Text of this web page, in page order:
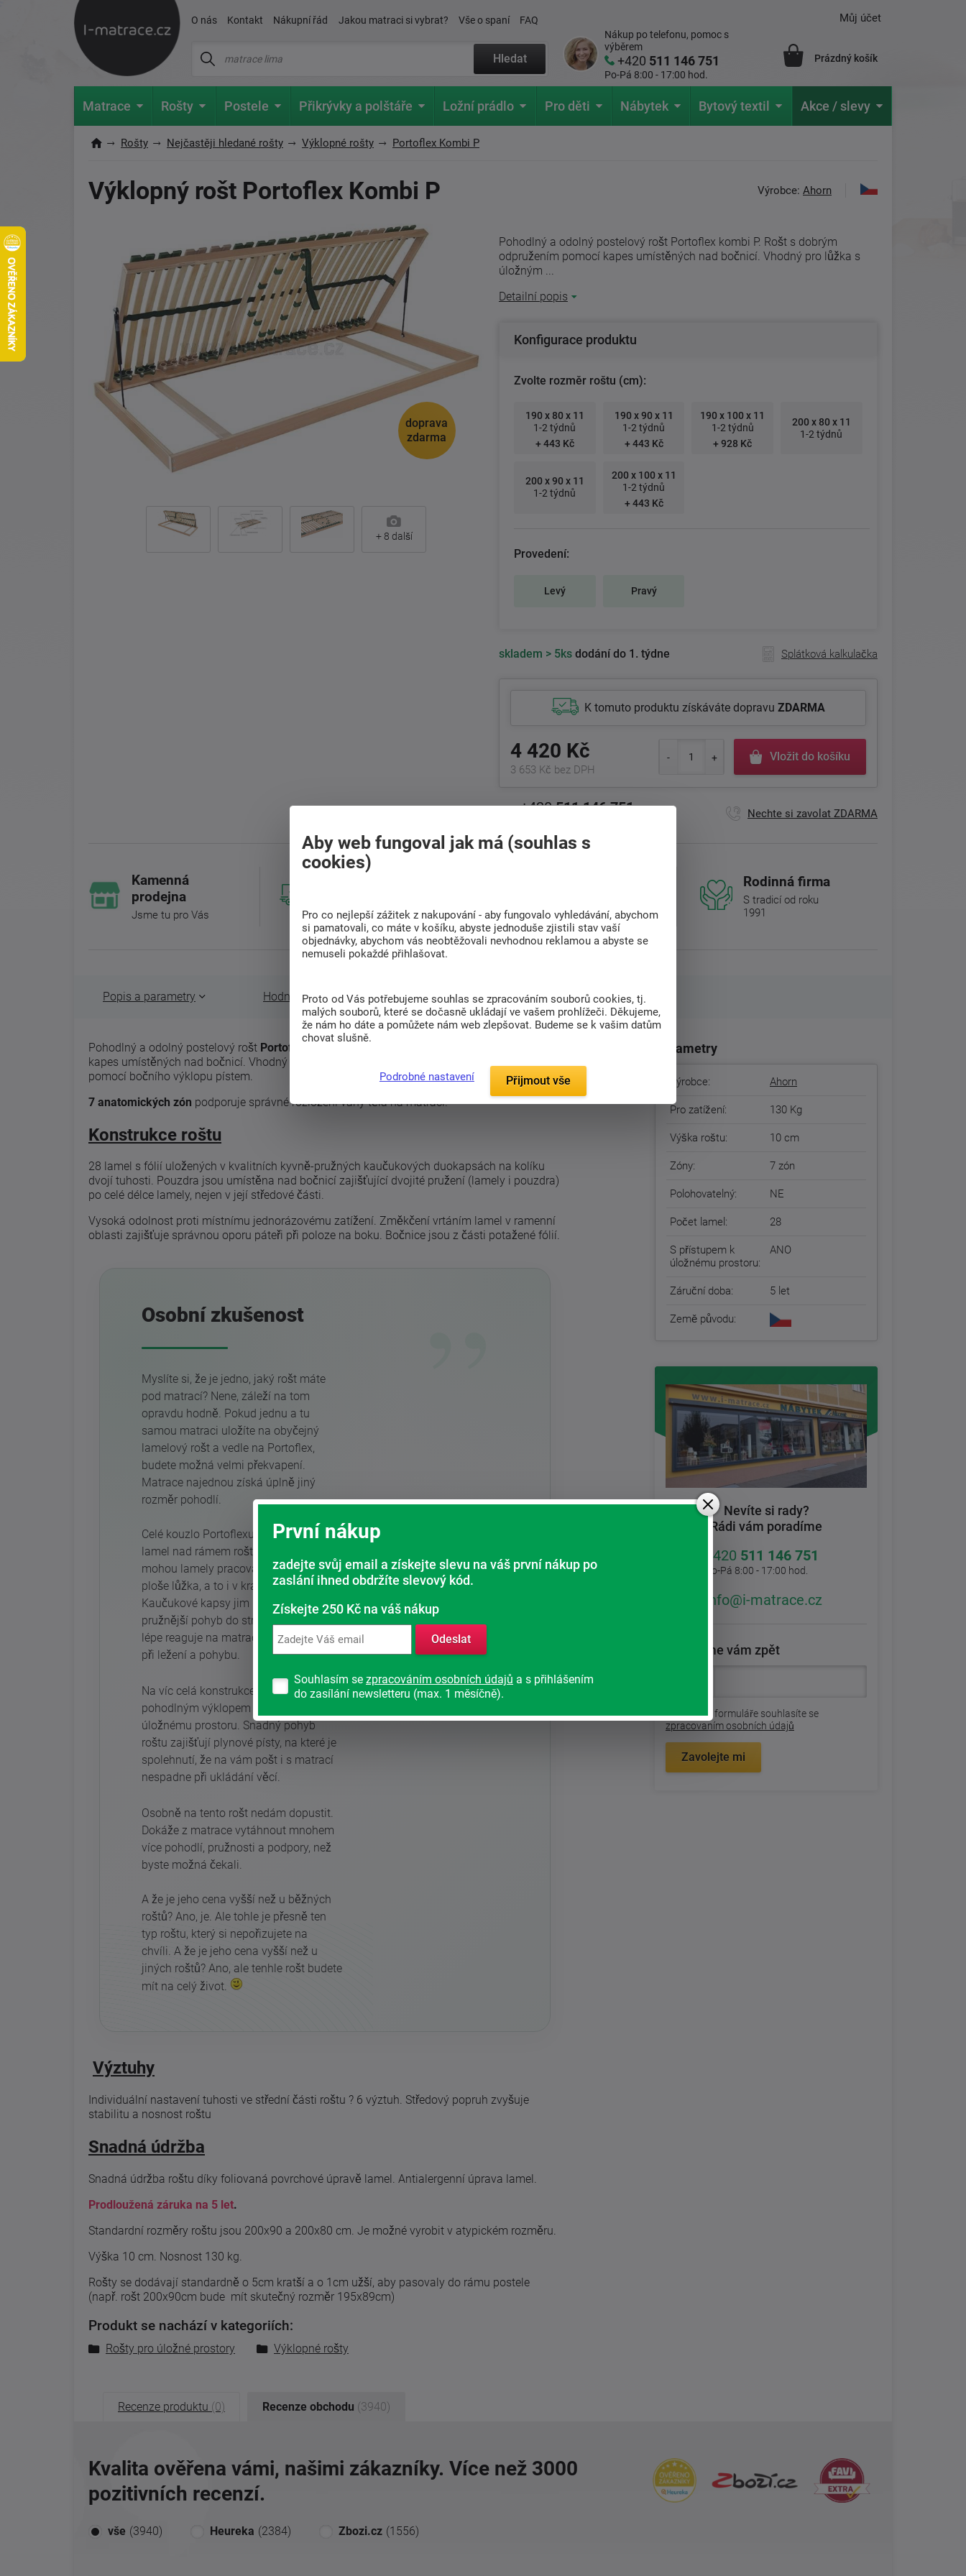
O nás Kontakt Nákupní řád Jakou matraci si vybrat? Vše o spaní FAQ
Hledat
Nákup po telefonu, pomoc s
výběrem
+420 511 146 751
Po-Pá 8:00 - 17:00 hod.
Můj účet
Prázdný košík
Matrace Rošty Postele Přikrývky a polštáře Ložní prádlo Pro děti Nábytek Bytový textil Akce / slevy
Rošty Nejčastěji hledané rošty Výklopné rošty Portoflex Kombi P
Výklopný rošt Portoflex Kombi P Výrobce:Ahorn
doprava
zdarma
+ 8 další
Pohodlný a odolný postelový rošt Portoflex kombi P. Rošt s dobrým
odpružením pomocí kapes umístěných nad bočnicí. Vhodný pro lůžka s
úložným ...
Detailní popis
Konfigurace produktu
Zvolte rozměr roštu (cm):
190 x 80 x 11
1-2 týdnů
+ 443 Kč
190 x 90 x 11
1-2 týdnů
+ 443 Kč
190 x 100 x 11
1-2 týdnů
+ 928 Kč
200 x 80 x 11
1-2 týdnů
200 x 90 x 11
1-2 týdnů
200 x 100 x 11
1-2 týdnů
+ 443 Kč
Provedení:
Levý Pravý
skladem > 5ksdodání do 1. týdne Splátková kalkulačka
K tomuto produktu získáváte dopravu ZDARMA
4 420 Kč
3 653 Kč bez DPH
Vložit do košíku
+420511 146 751 Nechte si zavolat ZDARMA
Kamenná
prodejna
Jsme tu pro Vás
Doprava
Při nákupu nad 6 000
Kč
Najděte vhodnou matraci
Rodinná firma
S tradicí od roku
1991
Popis a parametry Hodnocení (0)
Pohodlný a odolný postelový rošt Portoflex kombi P
kapes umístěných nad bočnicí. Vhodný pro lůžka s úložným prostorem, snadný přístup
pomocí bočního výklopu pístem.
7 anatomických zón podporuje správné rozložení váhy těla na matraci.
Konstrukce roštu
28 lamel s fólií uložených v kvalitních kyvně-pružných kaučukových duokapsách na kolíku
dvojí tuhosti. Pouzdra jsou umístěna nad bočnicí zajišťující dvojité pružení (lamely i pouzdra)
po celé délce lamely, nejen v její středové části.
Vysoká odolnost proti místnímu jednorázovému zatížení. Změkčení vrtáním lamel v ramenní
oblasti zajišťuje správnou oporu páteři při poloze na boku. Bočnice jsou z části potažené fólií.
Osobní zkušenost
Myslíte si, že je jedno, jaký rošt máte
pod matrací? Nene, záleží na tom
opravdu hodně. Pokud jednu a tu
samou matraci uložíte na obyčejný
lamelový rošt a vedle na Portoflex,
budete možná velmi překvapení.
Matrace najednou získá úplně jiný
rozměr pohodlí.
Celé kouzlo Portoflexu je v uložení
lamel nad rámem roštu. Díky tomu
mohou lamely pracovat volněji po celé
ploše lůžka, a to i v krajních částech.
Kaučukové kapsy jim navíc umožňují
pružnější pohyb do stran, takže rošt
lépe reaguje na matraci i na vaše tělo
při ležení a pohybu.
Na víc celá konstrukce roštu umožňuje
pohodlným výklopem přístup k
úložnému prostoru. Snadný pohyb
roštu zajišťují plynové písty, na které je
spolehnutí, že na vám pošt i s matrací
nespadne při ukládání věcí.
Osobně na tento rošt nedám dopustit.
Dokáže z matrace vytáhnout mnohem
více pohodlí, pružnosti a podpory, než
byste možná čekali.
A že je jeho cena vyšší než u běžných
roštů? Ano, je. Ale tohle je přesně ten
typ roštu, který si nepořizujete na
chvíli. A že je jeho cena vyšší než u
jiných roštů? Ano, ale tenhle rošt budete
mít na celý život.
Výztuhy
Individuální nastavení tuhosti ve střední části roštu ? 6 výztuh. Středový popruh zvyšuje
stabilitu a nosnost roštu
Snadná údržba
Snadná údržba roštu díky foliovaná povrchové úpravě lamel. Antialergenní úprava lamel.
Prodloužená záruka na 5 let.
Standardní rozměry roštu jsou 200x90 a 200x80 cm. Je možné vyrobit v atypickém rozměru.
Výška 10 cm. Nosnost 130 kg.
Rošty se dodávají standardně o 5cm kratší a o 1cm užší, aby pasovaly do rámu postele
(např. rošt 200x90cm bude mít skutečný rozměr 195x89cm)
Produkt se nachází v kategoriích:
Rošty pro úložné prostory Výklopné rošty
Parametry
Výrobce: Ahorn
Pro zatížení: 130 Kg
Výška roštu: 10 cm
Zóny: 7 zón
Polohovatelný: NE
Počet lamel: 28
S přístupem k
úložnému prostoru:
ANO
Záruční doba: 5 let
Země původu:
Nevíte si rady?
Rádi vám poradíme
+420 511 146 751
Po-Pá 8:00 - 17:00 hod.
info@i-matrace.cz
Zavoláme vám zpět
Odesláním formuláře souhlasíte se
zpracovaním osobních údajů
Zavolejte mi
Recenze produktu (0) Recenze obchodu (3940)
Kvalita ověřena vámi, našimi zákazníky. Více než 3000
pozitivních recenzí.
vše (3940) Heureka (2384) Zbozi.cz (1556)
První nákup
zadejte svůj email a získejte slevu na váš první nákup po
zaslání ihned obdržíte slevový kód.
Získejte 250 Kč na váš nákup
Odeslat
Souhlasím se zpracováním osobních údajů a s přihlášením
do zasílání newsletteru (max. 1 měsíčně).
Aby web fungoval jak má (souhlas s
cookies)
Pro co nejlepší zážitek z nakupování - aby fungovalo vyhledávání, abychom
si pamatovali, co máte v košíku, abyste jednoduše zjistili stav vaší
objednávky, abychom vás neobtěžovali nevhodnou reklamou a abyste se
nemuseli pokaždé přihlašovat.
Proto od Vás potřebujeme souhlas se zpracováním souborů cookies, tj.
malých souborů, které se dočasně ukládají ve vašem prohlížeči. Děkujeme,
že nám ho dáte a pomůžete nám web zlepšovat. Budeme se k vašim datům
chovat slušně.
Podrobné nastavení Přijmout vše